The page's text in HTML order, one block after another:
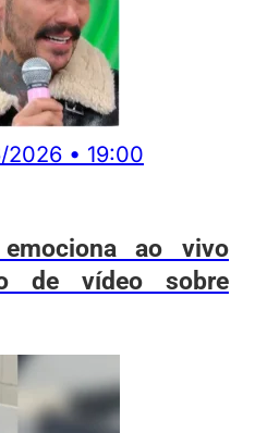
2026 • 19:00
ao vivo
de vídeo sobre